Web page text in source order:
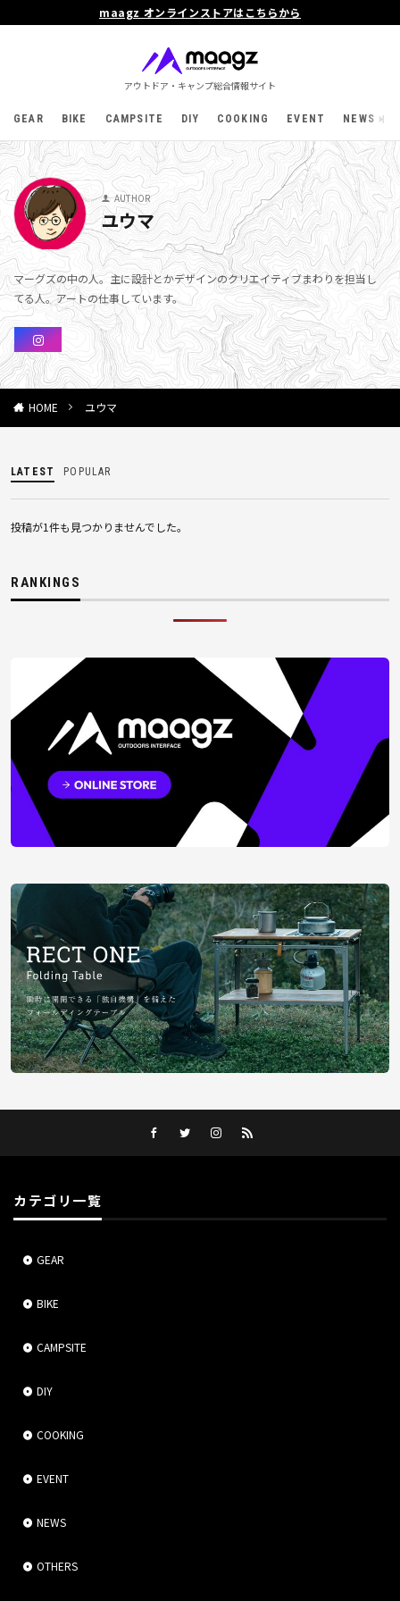
maagz オンラインストアはこちらから
アウトドア・キャンプ総合情報サイト
GEAR BIKE CAMPSITE DIY COOKING EVENT NEWS
AUTHOR
ユウマ
マーグズの中の人。主に設計とかデザインのクリエイティブまわりを担当し
てる人。アートの仕事しています。
HOME ユウマ
LATEST POPULAR
投稿が1件も見つかりませんでした。
RANKINGS
カテゴリ一覧
GEAR
BIKE
CAMPSITE
DIY
COOKING
EVENT
NEWS
OTHERS